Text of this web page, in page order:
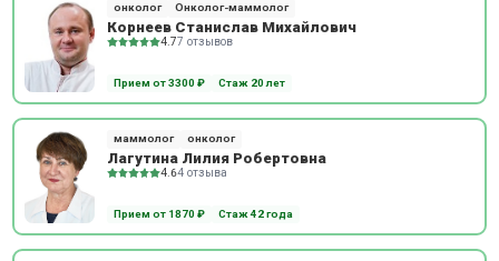
онколог Онколог-маммолог
Корнеев Станислав Михайлович
4.77 отзывов
Прием от 3300 ₽ Стаж 20 лет
маммолог онколог
Лагутина Лилия Робертовна
4.64 отзыва
Прием от 1870 ₽ Стаж 42 года